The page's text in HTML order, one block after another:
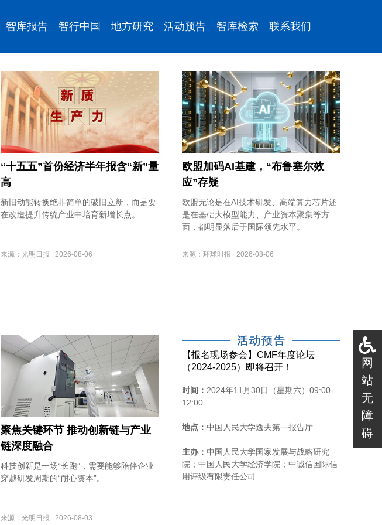
“十五五”首份经济半年报含“新”量
高
新旧动能转换绝非简单的破旧立新，而是要
在改造提升传统产业中培育新增长点。
来源：光明日报 2026-08-06
欧盟加码AI基建，“布鲁塞尔效
应”存疑
欧盟无论是在AI技术研发、高端算力芯片还
是在基础大模型能力、产业资本聚集等方
面，都明显落后于国际领先水平。
来源：环球时报 2026-08-06
聚焦关键环节 推动创新链与产业
链深度融合
科技创新是一场“长跑”，需要能够陪伴企业
穿越研发周期的“耐心资本”。
来源：光明日报 2026-08-03
【报名现场参会】CMF年度论坛
（2024-2025）即将召开！
时间： 2024年11月30日（星期六）09:00-
12:00
地点： 中国人民大学逸夫第一报告厅
主办： 中国人民大学国家发展与战略研究
院；中国人民大学经济学院；中诚信国际信
用评级有限责任公司
网
站
无
障
碍